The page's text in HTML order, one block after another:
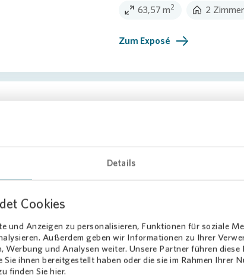
Details
Cookies
und Anzeigen zu personalisieren, Funktionen für soziale
Außerdem geben wir Informationen zu Ihrer
Werbung und Analysen weiter. Unsere Partner führen
Sie ihnen bereitgestellt haben oder die sie im Rahmen Ihrer
finden Sie hier.
63,57 m2 2 Zimmer
Zum Exposé
Tolle 2
Dortmunder Str. 9 - 51145
780,00 € Kaltmiete
Zum Exposé